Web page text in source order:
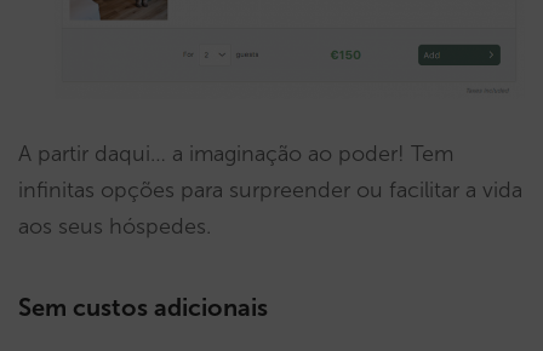
A partir daqui… a imaginação ao poder! Tem
infinitas opções para surpreender ou facilitar a vida
aos seus hóspedes.
Sem custos adicionais